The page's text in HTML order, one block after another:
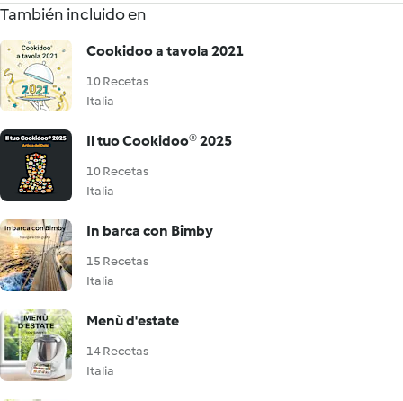
También incluido en
Cookidoo a tavola 2021
10 Recetas
Italia
Il tuo Cookidoo® 2025
10 Recetas
Italia
In barca con Bimby
15 Recetas
Italia
Menù d'estate
14 Recetas
Italia